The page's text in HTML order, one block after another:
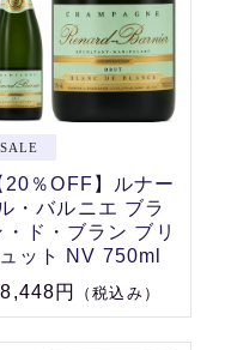
20％OFF】ルナー
・バルニエ ブラ
・ド・ブラン ブリ
ュット NV 750ml
8,448円
（税込み）